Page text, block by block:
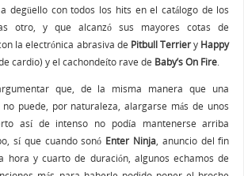
degüello con todos los hits en el catálogo de los
otro, y que alcanzó sus mayores cotas de
la electrónica abrasiva de Pitbull Terriery Happy
cardio) y el cachondeíto rave de Baby’s On Fire.
que, de la misma manera que una
puede, por naturaleza, alargarse más de unos
así de intenso no podía mantenerse arriba
sí que cuando sonó Enter Ninja , anuncio del fin
hora y cuarto de duración, algunos echamos de